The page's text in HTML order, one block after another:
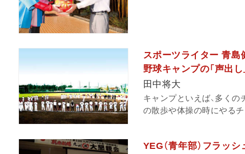
スポーツライター 青
野球キャンプの「声出し
田中将大
キャンプといえば、多くの
の散歩や体操の時にやる
YEG（青年部）フラッ